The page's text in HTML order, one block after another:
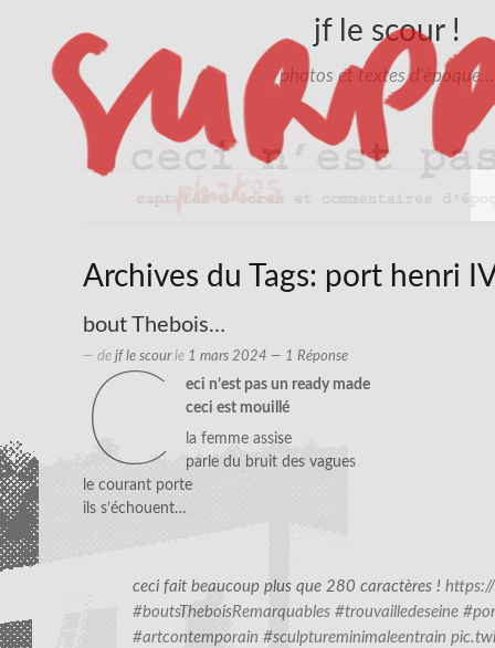
jf le scour !
photos et textes d'époque…
Archives du Tags: port henri
bout Thebois…
— de jf le scourle 1 mars 2024 — 1 Réponse
c
eci n’est pas un ready made
ceci est mouillé
la femme assise
parle du bruit des vagues
le courant porte
ils s’échouent…
ceci fait beaucoup plus que 280 caractères !
#boutsTheboisRemarquables #trouvailledeseine
#artcontemporain #sculptureminimaleentrain